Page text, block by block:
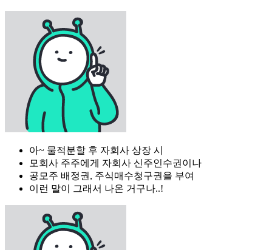
아~ 물적분할 후 자회사 상장 시
모회사 주주에게 자회사 신주인수권이나
공모주 배정권, 주식매수청구권을 부여
이런 말이 그래서 나온 거구나..!